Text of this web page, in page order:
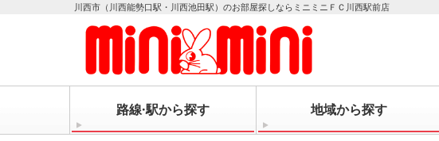
川西市（川西能勢口駅・川西池田駅）のお部屋探しならミニミニＦＣ川西駅前店
路線·駅から探す 地域から探す